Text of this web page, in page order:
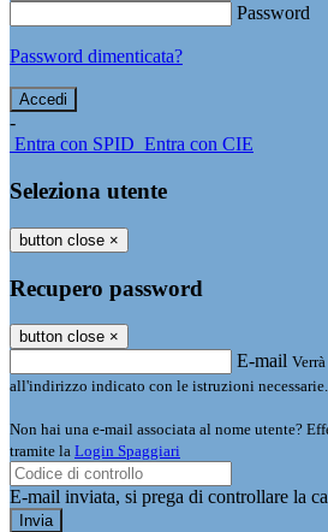
Password
Password dimenticata?
-
Entra con SPID Entra con CIE
Seleziona utente
button close ×
Recupero password
button close ×
E-mail
all'indirizzo indicato con le istruzioni necessarie.
Non hai una e-mail associata al nome utente?
tramite la Login Spaggiari
E-mail inviata, si prega di controllare la